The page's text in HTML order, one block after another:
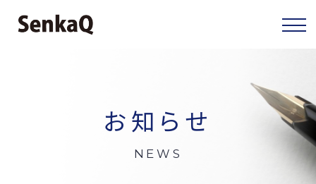
お知らせ
NEWS